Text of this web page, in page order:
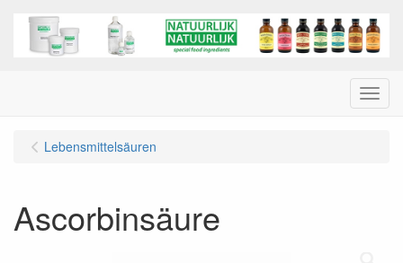
Menu
Lebensmittelsäuren
Ascorbinsäure